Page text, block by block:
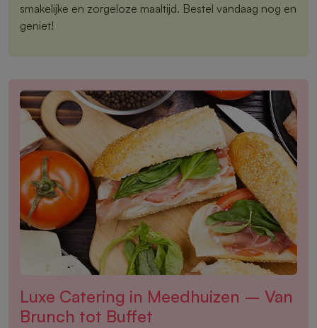
smakelijke en zorgeloze maaltijd. Bestel vandaag nog en
geniet!
Luxe Catering in Meedhuizen – Van
Brunch tot Buffet